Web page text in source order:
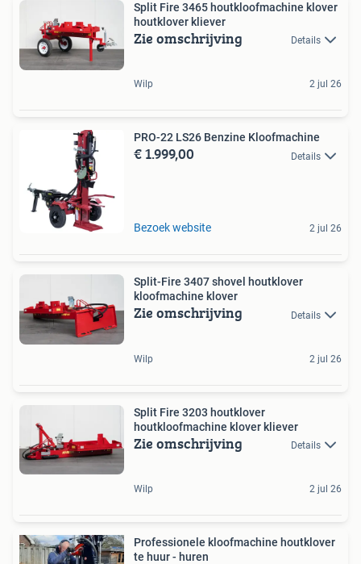
Split Fire 3465 houtkloofmachine klover
houtklover kliever
Zie omschrijving Details
Wilp 2 jul 26
PRO-22 LS26 Benzine Kloofmachine
€ 1.999,00 Details
Bezoek website 2 jul 26
Split-Fire 3407 shovel houtklover
kloofmachine klover
Zie omschrijving Details
Wilp 2 jul 26
Split Fire 3203 houtklover
houtkloofmachine klover kliever
Zie omschrijving Details
Wilp 2 jul 26
Professionele kloofmachine houtklover
te huur - huren